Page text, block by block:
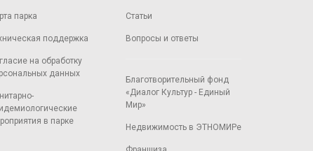
парка
поддержка
на обработку
данных
в парке
Статьи
Вопросы и ответы
Благотворительный фонд
«Диалог Культур - Единый
Мир»
Недвижимость в ЭТНОМИРе